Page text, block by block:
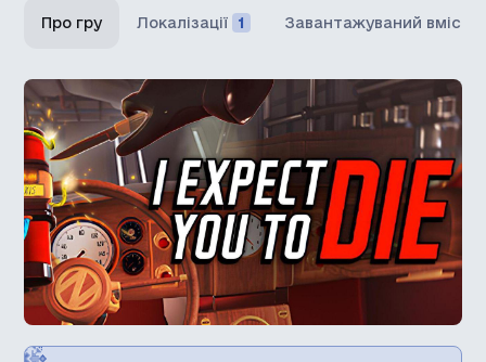
Про гру Локалізації 1 Завантажуваний вміст